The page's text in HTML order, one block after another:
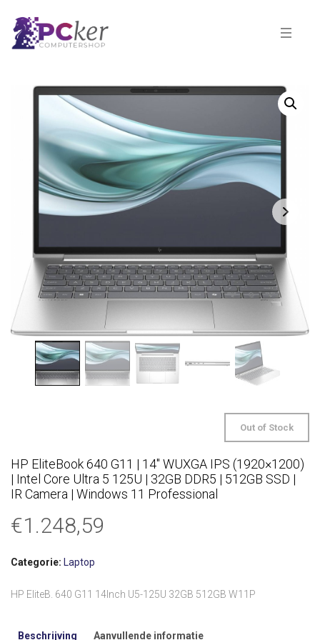
Out of Stock
HP EliteBook 640 G11 | 14″ WUXGA IPS (1920×1200)
| Intel Core Ultra 5 125U | 32GB DDR5 | 512GB SSD |
IR Camera | Windows 11 Professional
€1.248,59
Categorie: Laptop
HP EliteB. 640 G11 14Inch U5-125U 32GB 512GB W11P
Beschrijving Aanvullende informatie